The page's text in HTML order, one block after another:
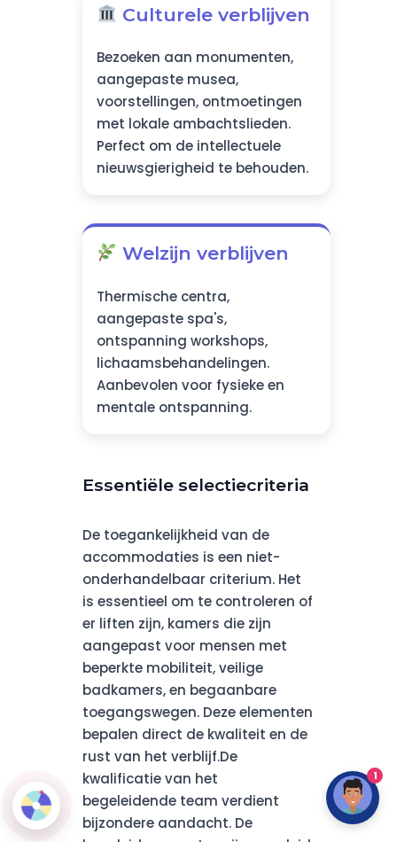
Culturele verblijven
Bezoeken aan monumenten,
aangepaste musea,
voorstellingen, ontmoetingen
met lokale ambachtslieden.
Perfect om de intellectuele
nieuwsgierigheid te behouden.
Welzijn verblijven
Thermische centra,
aangepaste spa's,
ontspanning workshops,
lichaamsbehandelingen.
Aanbevolen voor fysieke en
mentale ontspanning.
Essentiële selectiecriteria
De toegankelijkheid van de
accommodaties is een niet-
onderhandelbaar criterium. Het
is essentieel om te controleren of
er liften zijn, kamers die zijn
aangepast voor mensen met
beperkte mobiliteit, veilige
badkamers, en begaanbare
toegangswegen. Deze elementen
bepalen direct de kwaliteit en de
rust van het verblijf.De
kwalificatie van het
begeleidende team verdient
bijzondere aandacht. De
1